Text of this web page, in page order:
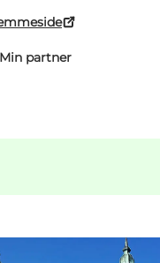
partner